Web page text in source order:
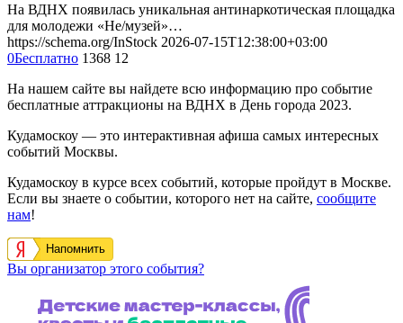
На ВДНХ появилась уникальная антинаркотическая площадка
для молодежи «Не/музей»…
https://schema.org/InStock 2026-07-15T12:38:00+03:00
0Бесплатно 1368 12
На нашем сайте вы найдете всю информацию про событие
бесплатные аттракционы на ВДНХ в День города 2023.
Кудамоскоу — это интерактивная афиша самых интересных
событий Москвы.
Кудамоскоу в курсе всех событий, которые пройдут в Москве.
Если вы знаете о событии, которого нет на сайте, сообщите
нам!
Напомнить
Вы организатор этого события?